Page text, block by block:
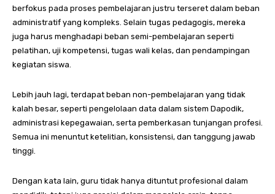
berfokus pada proses pembelajaran justru terseret dalam beban
administratif yang kompleks. Selain tugas pedagogis, mereka
juga harus menghadapi beban semi-pembelajaran seperti
pelatihan, uji kompetensi, tugas wali kelas, dan pendampingan
kegiatan siswa.
Lebih jauh lagi, terdapat beban non-pembelajaran yang tidak
kalah besar, seperti pengelolaan data dalam sistem Dapodik,
administrasi kepegawaian, serta pemberkasan tunjangan profesi.
Semua ini menuntut ketelitian, konsistensi, dan tanggung jawab
tinggi.
Dengan kata lain, guru tidak hanya dituntut profesional dalam